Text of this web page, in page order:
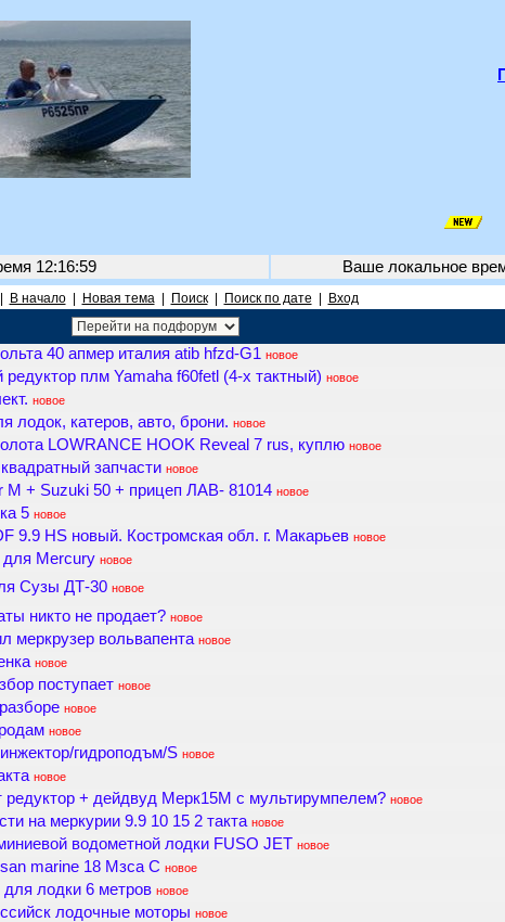
12:16:59 Ваше локальное
В начало| Новая тема| Поиск| Поиск по дате Вход
40 апмер италия atib hfzd-G1 новое
плм Yamaha f60fetl (4-х тактный) новое
новое
лодок, катеров, авто, брони. новое
LOWRANCE HOOK Reveal 7 rus, куплю новое
запчасти новое
M + Suzuki 50 + прицеп ЛАВ- 81014 новое
5 новое
9.9 HS новый. Костромская обл. г. Макарьев новое
для Mercury новое
Сузы ДТ-30 новое
никто не продает? новое
меркрузер вольвапента новое
новое
поступает новое
новое
новое
гидроподъм/S новое
новое
редуктор + дейдвуд Мерк15М с мультирумпелем? новое
на меркурии 9.9 10 15 2 такта новое
водометной лодки FUSO JET новое
marine 18 Мзса C новое
лодки 6 метров новое
лодочные моторы новое